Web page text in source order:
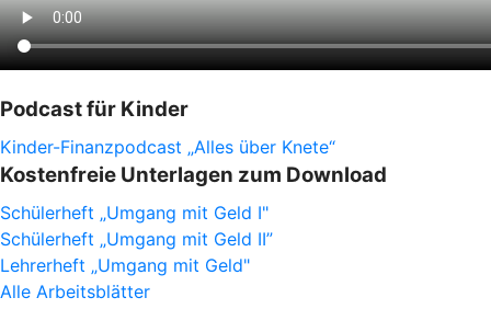
Podcast für Kinder
Kinder-Finanzpodcast „Alles über Knete“
Kostenfreie Unterlagen zum Download
Schülerheft „Umgang mit Geld I"
Schülerheft „Umgang mit Geld II”
Lehrerheft „Umgang mit Geld"
Alle Arbeitsblätter